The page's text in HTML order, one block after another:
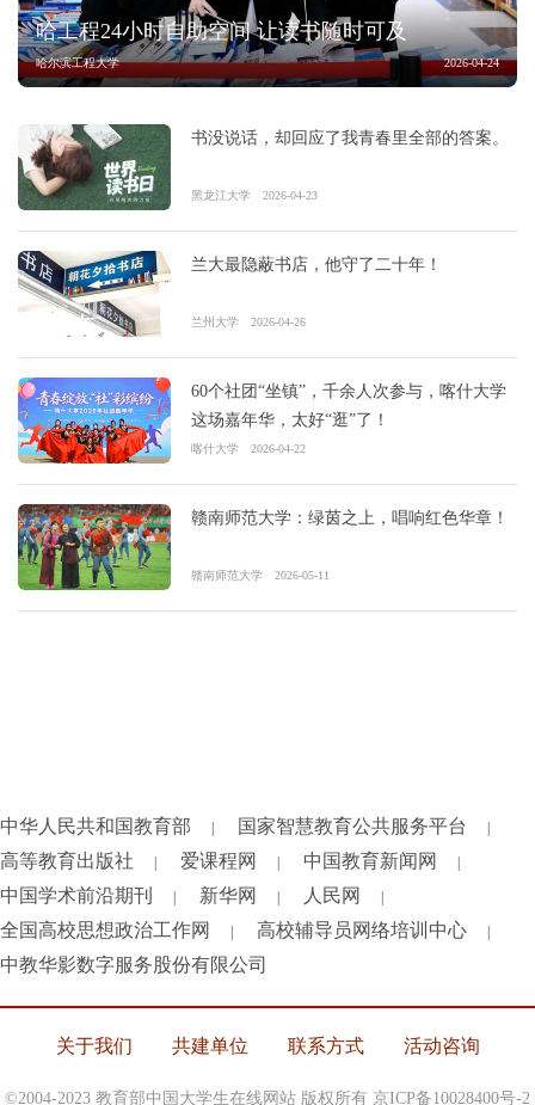
哈工程24小时自助空间 让读书随时可及
哈尔滨工程大学 2026-04-24
书没说话，却回应了我青春里全部的答案。
黑龙江大学 2026-04-23
兰大最隐蔽书店，他守了二十年！
兰州大学 2026-04-26
60个社团“坐镇”，千余人次参与，喀什大学
这场嘉年华，太好“逛”了！
喀什大学 2026-04-22
赣南师范大学：绿茵之上，唱响红色华章！
赣南师范大学 2026-05-11
中华人民共和国教育部 国家智慧教育公共服务平台
高等教育出版社 爱课程网 中国教育新闻网
中国学术前沿期刊 新华网 人民网
全国高校思想政治工作网 高校辅导员网络培训中心
中教华影数字服务股份有限公司
关于我们 共建单位 联系方式 活动咨询
©2004-2023 教育部中国大学生在线网站 版权所有 京ICP备10028400号-2